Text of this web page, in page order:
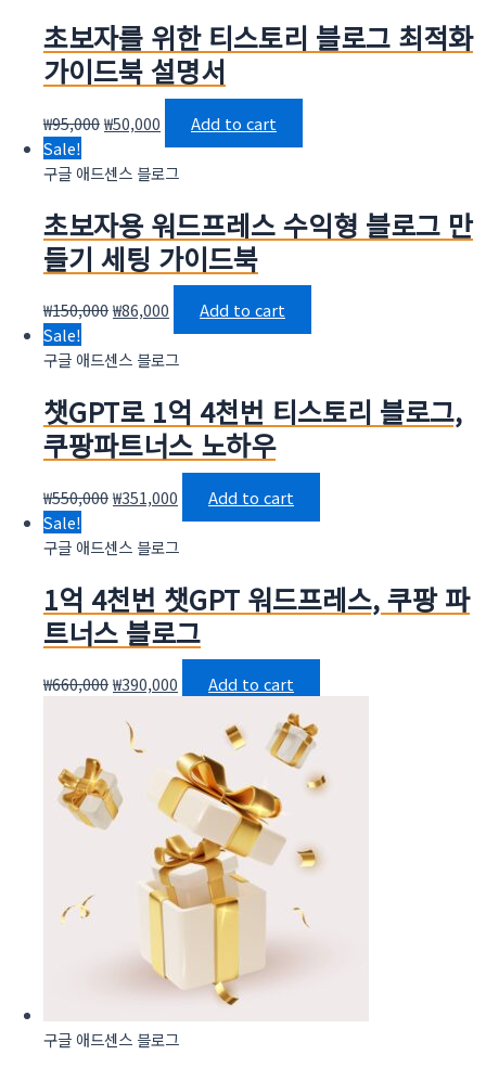
초보자를 위한 티스토리 블로그 최적화
가이드북 설명서
₩95,000₩50,000
Add to cart
Sale!
구글 애드센스 블로그
초보자용 워드프레스 수익형 블로그 만
들기 세팅 가이드북
₩150,000₩86,000
Add to cart
Sale!
구글 애드센스 블로그
챗GPT로 1억 4천번 티스토리 블로그,
쿠팡파트너스 노하우
₩550,000₩351,000
Add to cart
Sale!
구글 애드센스 블로그
1억 4천번 챗GPT 워드프레스, 쿠팡 파
트너스 블로그
₩660,000₩390,000 Add to cart
구글 애드센스 블로그